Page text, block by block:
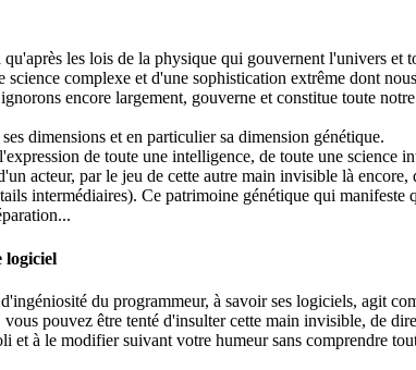
les lois de la physique qui gouvernent l'univers
science complexe et d'une sophistication extrême dont
encore largement, gouverne et constitue toute
dimensions et en particulier sa dimension génétique.
de toute une intelligence, de toute une science
acteur, par le jeu de cette autre main invisible là
intermédiaires). Ce patrimoine génétique qui
logiciel
du programmeur, à savoir ses logiciels, agit
pouvez être tenté d'insulter cette main invisible, de
et à le modifier suivant votre humeur sans comprendre